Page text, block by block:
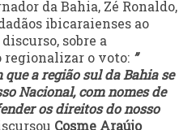
da Bahia, Zé Ronaldo,
ibicaraienses ao
sobre a
regionalizar o voto: ”
a região sul da Bahia se
Nacional, com nomes de
os direitos do nosso
Cosme Araújo